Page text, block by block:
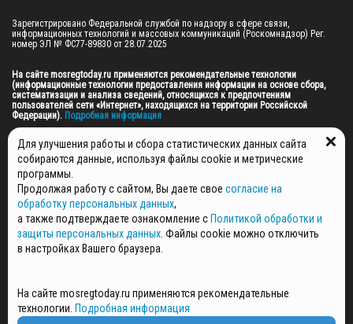
Зарегистрировано Федеральной службой по надзору в сфере связи,
информационных технологий и массовых коммуникаций (Роскомнадзор) Рег.
номер ЭЛ № ФС77-89830 от 28.07.2025
На сайте mosregtoday.ru применяются рекомендательные технологии
(информационные технологии предоставления информации на основе сбора,
систематизации и анализа сведений, относящихся к предпочтениям
пользователей сети «Интернет», находящихся на территории Российской
Федерации). Подробная информация
© 2026 ПРАВА НА ВСЕ МАТЕРИАЛЫ САЙТА ПРИНАДЛЕЖАТ ГАУ МО "ЦИФРОВЫЕ
МЕДИА" (ОГРН: 1255000059467).
ПОЛИТИКА ОБРАБОТКИ И ЗАЩИТЫ ПЕРСОНАЛЬНЫХ ДАННЫХ
НОВОСТИ
ГАЗЕТЫ
РЕКЛАМОДАТЕЛЯМ
СПЕЦПРОЕКТЫ
СТАТЬИ
Для улучшения работы и сбора статистических данных сайта
собираются данные, используя файлы cookie и метрические
программы.
Продолжая работу с сайтом, Вы даете свое согласие на
обработку персональных данных,
а также подтверждаете ознакомление с Политикой обработки и
защиты персональных данных . Файлы cookie можно отключить
в настройках Вашего браузера.
На сайте mosregtoday.ru применяются рекомендательные
технологии. Подробная информация